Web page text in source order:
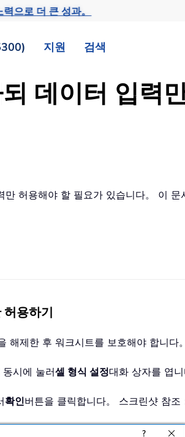
력으로 더 큰 성과。
지원 검색
데이터 입력
허용해야 할 필요가 있습니다。 이 문
용하기
제한 후 워크시트를 보호해야 합니다
동시에 눌러셀 형식 설정대화 상자를 엽니
확인버튼을 클릭합니다。 스크린샷 참조